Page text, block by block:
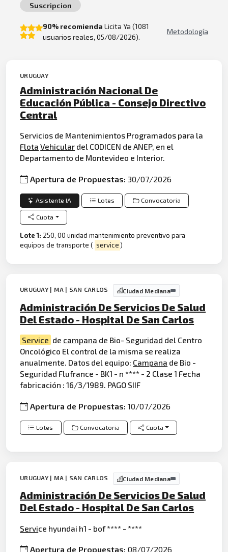
Suscripcion
90% recomienda Licita Ya (1081
usuarios reales, 05/08/2026).
Metodología
URUGUAY
Administración Nacional De
Educación Pública - Consejo Directivo
Central
Servicios de Mantenimientos Programados para la
Flota Vehicular del CODICEN de ANEP, en el
Departamento de Montevideo e Interior.
Apertura de Propuestas:30/07/2026
Asistente IA Lotes Convocatoria
Cuota
Lote 1: 250, 00 unidad mantenimiento preventivo para
equipos de transporte ( service)
URUGUAY | MA | SAN CARLOS Ciudad Mediana
Administración De Servicios De Salud
Del Estado - Hospital De San Carlos
Service de campana de Bio- Seguridad del Centro
Oncológico El control de la misma se realiza
anualmente. Datos del equipo: Campana de Bio -
Seguridad Flufrance - BK1 - n **** - 2 Clase 1 Fecha
fabricación : 16/3/1989. PAGO SIIF
Apertura de Propuestas:10/07/2026
Lotes Convocatoria Cuota
URUGUAY | MA | SAN CARLOS Ciudad Mediana
Administración De Servicios De Salud
Del Estado - Hospital De San Carlos
Service hyundai h1 - bof **** - ****
Apertura de Propuestas:08/07/2026